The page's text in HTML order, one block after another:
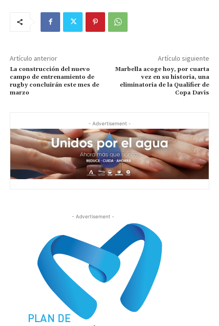
Artículo anterior
La construcción del nuevo
campo de entrenamiento de
rugby concluirán este mes de
marzo
Artículo siguiente
Marbella acoge hoy, por cuarta
vez en su historia, una
eliminatoria de la Qualifier de
Copa Davis
- Advertisement -
- Advertisement -